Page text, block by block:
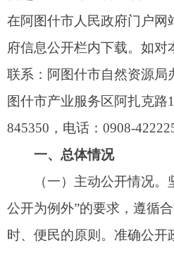
（一）主动公开情况。坚持“
公开为例外”的要求，遵循合法、
时、便民的原则。准确公开政府
地征收、土地出让、矿业权市场
国土空间规划信息、行政执法、
涉及国家秘密和依法受到保护的
私外，凡是运用行政权力
法律、法规主动公开或者依申请
（二）依申请公开情况
2022年，我局未收到有关依